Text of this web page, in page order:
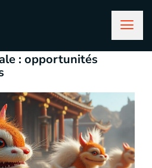
: opportunités